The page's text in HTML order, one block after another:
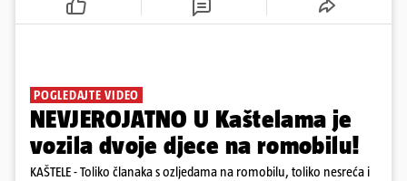
POGLEDAJTE VIDEO
NEVJEROJATNO U Kaštelama je
vozila dvoje djece na romobilu!
KAŠTELE - Toliko članaka s ozljedama na romobilu, toliko nesreća i